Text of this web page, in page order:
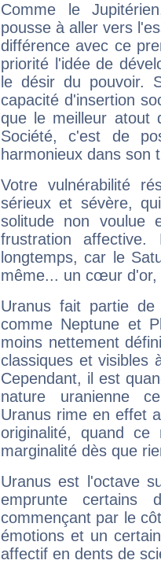
Comme le
pousse à aller vers
différence avec ce
priorité l'idée de
le désir du pouvoir.
capacité d'insertion
que le meilleur atout
Société, c'est de
harmonieux dans son
Votre vulnérabilité
sérieux et sévère,
solitude non voulue
frustration
longtemps, car le
même... un cœur d'or,
Uranus fait partie
comme Neptune et
moins nettement
classiques et visibles
Cependant, il est
nature uranienne
Uranus rime en effet
originalité, quand ce
marginalité dès que
Uranus est l'octave
emprunte
commençant par le
émotions et un
affectif en dents de